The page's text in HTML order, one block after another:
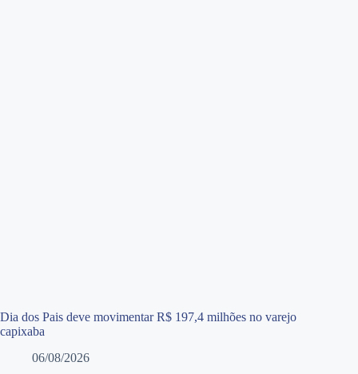
Dia dos Pais deve movimentar R$ 197,4 milhões no varejo
capixaba
06/08/2026